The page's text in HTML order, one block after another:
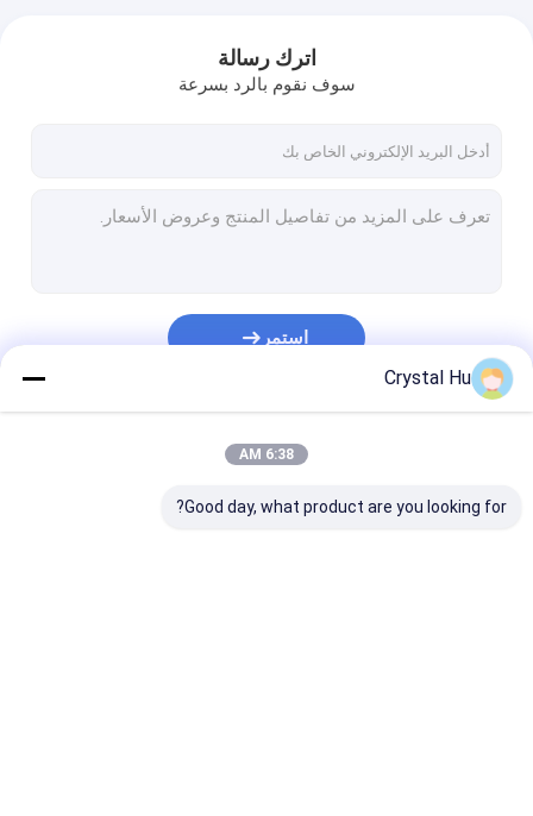
آلة تغليف الأكياس
اترك رسالة
سوف نقوم بالرد بسرعة
استمر
Crystal Hu
6:38 AM
Good day, what product are you looking for?